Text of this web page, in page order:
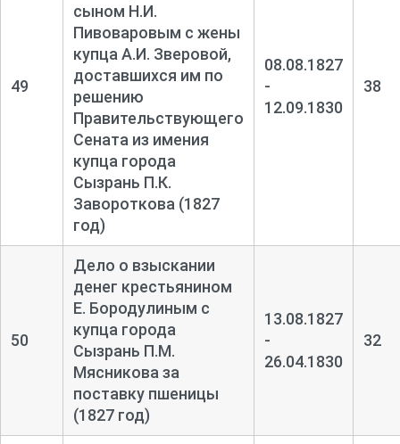
49
сыном Н.И.
Пивоваровым с жены
купца А.И. Зверовой,
доставшихся им по
решению
Правительствующего
Сената из имения
купца города
Сызрань П.К.
Завороткова (1827
год)
08.08.1827
-
12.09.1830
38
50
Дело о взыскании
денег крестьянином
Е. Бородулиным с
купца города
Сызрань П.М.
Мясникова за
поставку пшеницы
(1827 год)
13.08.1827
-
26.04.1830
32